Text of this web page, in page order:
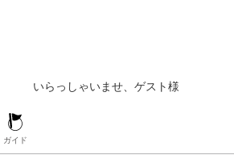
いらっしゃいませ、ゲスト様
ガイド